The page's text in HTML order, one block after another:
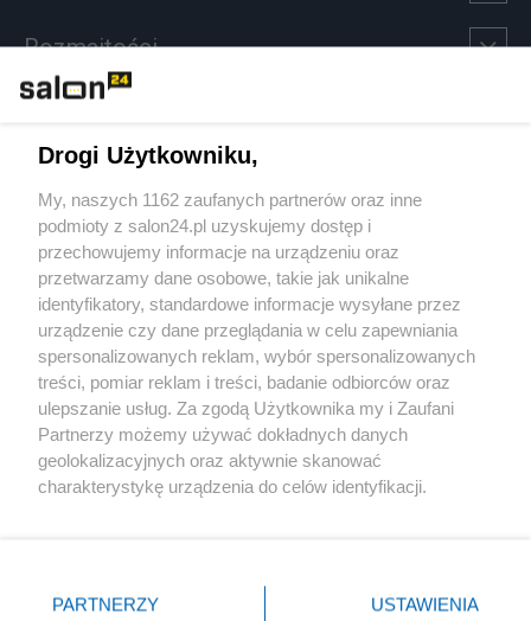
Rozmaitości
Sport
Społeczeństwo
Kultura
X Facebook Instagram Youtube
Drogi Użytkowniku,
My, naszych 1162 zaufanych partnerów oraz inne
podmioty z salon24.pl uzyskujemy dostęp i
przechowujemy informacje na urządzeniu oraz
przetwarzamy dane osobowe, takie jak unikalne
identyfikatory, standardowe informacje wysyłane przez
urządzenie czy dane przeglądania w celu zapewniania
spersonalizowanych reklam, wybór spersonalizowanych
treści, pomiar reklam i treści, badanie odbiorców oraz
ulepszanie usług. Za zgodą Użytkownika my i Zaufani
Partnerzy możemy używać dokładnych danych
geolokalizacyjnych oraz aktywnie skanować
charakterystykę urządzenia do celów identyfikacji.
zmienić/wycofać klikając przycisk ustawień prywatności
PARTNERZY USTAWIENIA